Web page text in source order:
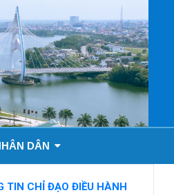
DÂN
TIN CHỈ ĐẠO ĐIỀU HÀNH